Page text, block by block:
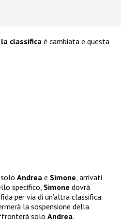
la classifica è cambiata e questa
Andrea e Simone, arrivati
specifico, Simone dovrà
per via di un’altra classifica.
la sospensione della
solo Andrea.